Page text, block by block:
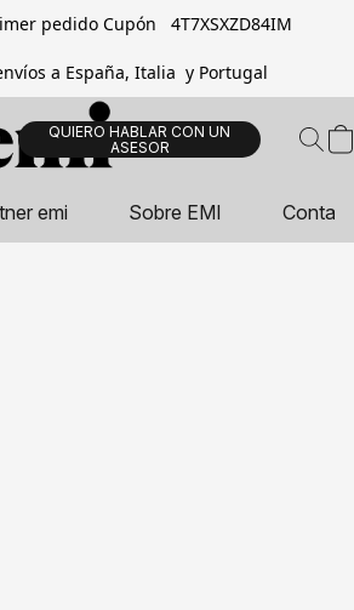
pedido Cupón 4T7XSXZD84IM
a España, Italia y Portugal
QUIERO HABLAR CON UN
ASESOR
emi Sobre EMI